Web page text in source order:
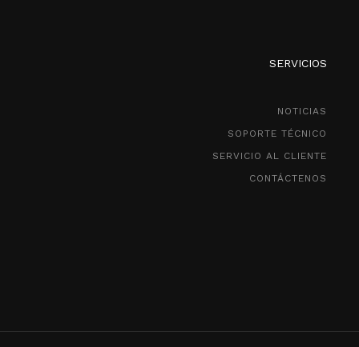
SERVICIOS
NOTICIAS
SOPORTE TÉCNICO
SERVICIO AL CLIENTE
CONTÁCTENOS